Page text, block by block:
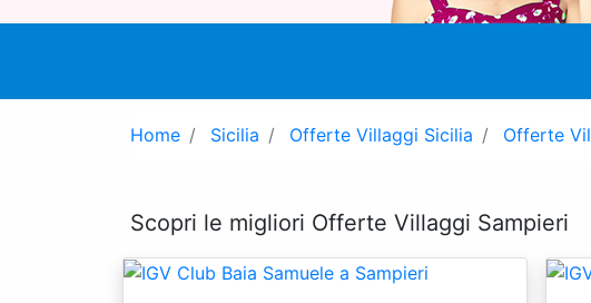
Home Sicilia Offerte Villaggi Sicilia Offerte
Scopri le migliori Offerte Villaggi Sampieri